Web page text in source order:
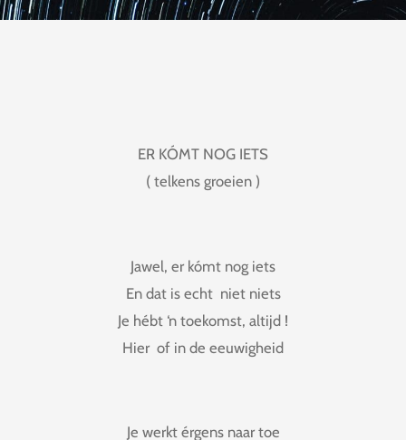
ER KÓMT NOG IETS
( telkens groeien )
Jawel, er kómt nog iets
En dat is echt niet niets
Je hébt ‘n toekomst, altijd !
Hier of in de eeuwigheid
Je werkt érgens naar toe